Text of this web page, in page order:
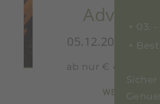
05.12.2026 -
ab nur € 494,-- pro
WEITERLESEN
03. -